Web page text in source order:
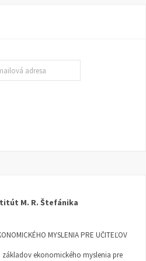
M. R. Štefánika
MYSLENIA PRE UČITEĽOV
ekonomického myslenia pre